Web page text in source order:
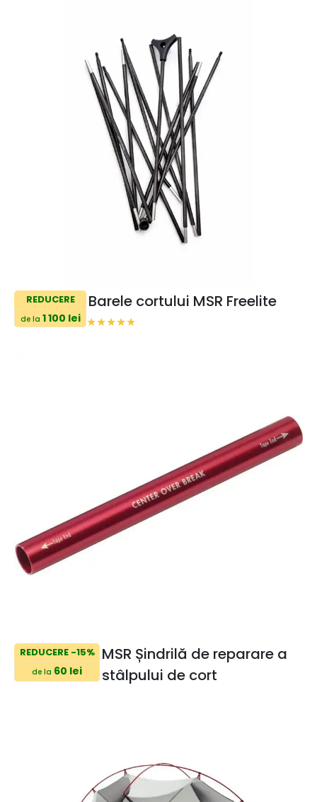
REDUCERE
de la 1 100 lei
Barele cortului MSR Freelite
REDUCERE -15%
de la 60 lei
MSR Șindrilă de reparare a
stâlpului de cort